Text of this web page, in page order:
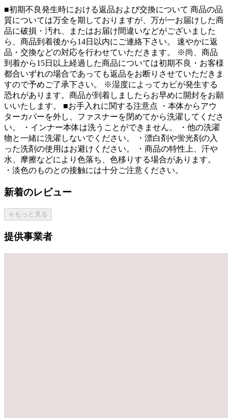
■初期不良発生時における返品および交換について 商品の品
質については万全を期しておりますが、万が一お届けした商
品に破損・汚れ、またはお届け間違いなどがございました
ら、商品到着後から14日以内にご連絡下さい。 速やかに返
品・交換などの対応を行わせていただきます。 ※尚、商品
到着から15日以上経過した商品については初期不良・お客様
都合いずれの場合であっても返品をお断りさせていただきま
すので予めご了承下さい。 ※湿度によってカビが発生する
恐れがあります。商品が到着しましたらお早めに開封をお願
いいたします。 ■お手入れに関する注意点 ・本体からアウ
ターカバーを外し、ファスナーを閉めてから洗濯してくださ
い。 ・インナー本体は洗うことができません。 ・他の洗濯
物と一緒に洗濯しないでください。 ・漂白剤や蛍光剤の入
った洗剤の使用はお避けください。 ・商品の特性上、汗や
水、摩擦などにより色落ち、色移りする場合があります。
・淡色のものとの接触には十分ご注意ください。
新着のレビュー
もっと見る
提供事業者